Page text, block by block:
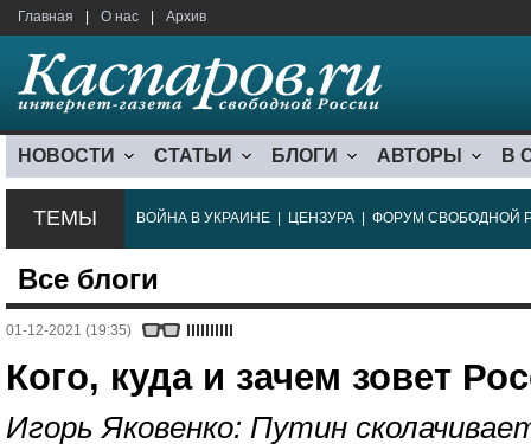
Главная О нас Архив
НОВОСТИ СТАТЬИ БЛОГИ АВТОРЫ В
ТЕМЫ ВОЙНА В УКРАИНЕ ЦЕНЗУРА ФОРУМ СВОБОДНОЙ
Все блоги
01-12-2021 (19:35)
Кого, куда и зачем зовет
Игорь Яковенко: Путин